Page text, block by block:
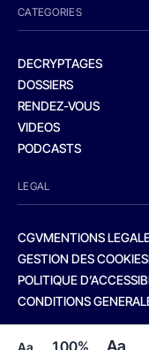
Aa 100% Aa
CATEGORIES
DECRYPTAGES
DOSSIERS
RENDEZ-VOUS
VIDEOS
PODCASTS
LEGAL
CGVMENTIONS
GESTION DES COOKIES
POLITIQUE
CONDITIONS